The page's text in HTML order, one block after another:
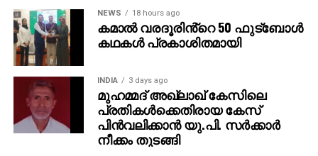
NEWS 18 hours ago
കമാൽ വരദൂരിൻ്റെ 50 ഫുട്ബോൾ
കഥകൾ പ്രകാശിതമായി
INDIA 3 days ago
മുഹമ്മദ് അഖ്‌ലാഖ് കേസിലെ
പ്രതികള്‍ക്കെതിരായ കേസ്
പിന്‍വലിക്കാന്‍ യു.പി. സര്‍ക്കാര്‍
നീക്കം തുടങ്ങി